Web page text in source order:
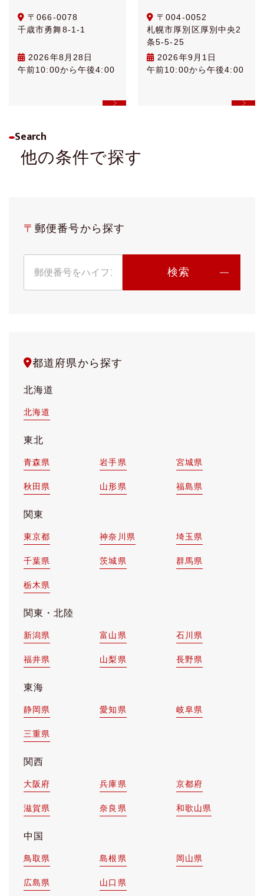
〒066-0078
千歳市勇舞8-1-1
2026年8月28日
午前10:00から午後4:00
〒004-0052
札幌市厚別区厚別中央2
条5-5-25
2026年9月1日
午前10:00から午後4:00
Search
他の条件で探す
〒郵便番号から探す
都道府県から探す
北海道
北海道
東北
青森県 岩手県 宮城県
秋田県 山形県 福島県
関東
東京都 神奈川県 埼玉県
千葉県 茨城県 群馬県
栃木県
関東・北陸
新潟県 富山県 石川県
福井県 山梨県 長野県
東海
静岡県 愛知県 岐阜県
三重県
関西
大阪府 兵庫県 京都府
滋賀県 奈良県 和歌山県
中国
鳥取県 島根県 岡山県
広島県 山口県